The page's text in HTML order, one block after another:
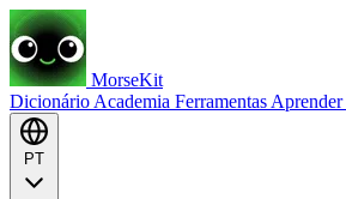
MorseKit
Dicionário Academia Ferramentas Aprender